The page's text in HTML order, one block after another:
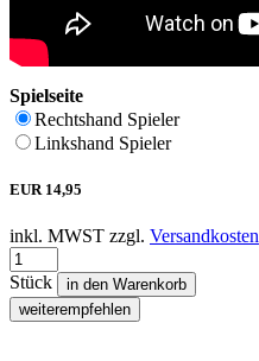
Spielseite
Rechtshand Spieler
Linkshand Spieler
EUR 14,95
inkl. MWST zzgl. Versandkosten
Stück
in den Warenkorb
weiterempfehlen